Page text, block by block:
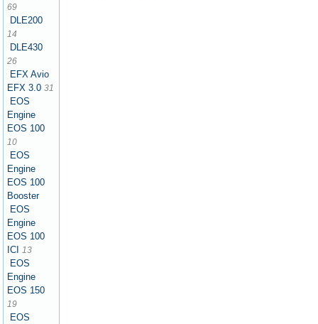
69
DLE200
14
DLE430
26
EFX Avio
EFX 3.0 31
EOS
Engine
EOS 100
10
EOS
Engine
EOS 100
Booster
EOS
Engine
EOS 100
ICI
13
EOS
Engine
EOS 150
19
EOS